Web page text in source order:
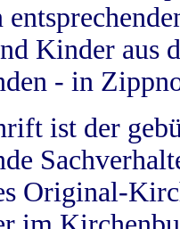
Kinder aus
- in
ist der
Original-